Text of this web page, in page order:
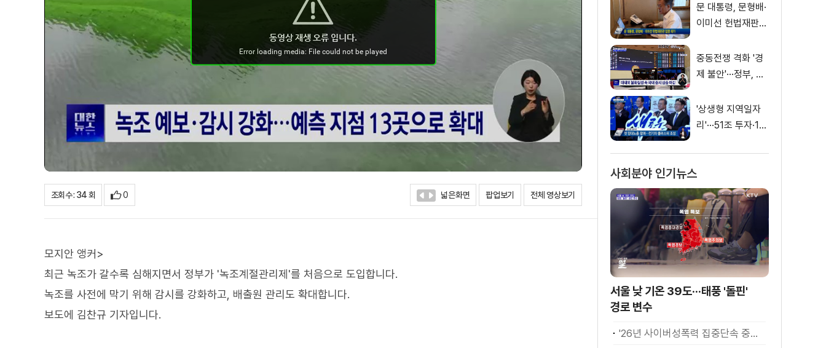
조회수 : 34 회 0 넓은화면 팝업보기 전체 영상보기
모지안 앵커>
최근 녹조가 갈수록 심해지면서 정부가 '녹조계절관리제'를 처음으로 도입합니다.
녹조를 사전에 막기 위해 감시를 강화하고, 배출원 관리도 확대합니다.
보도에 김찬규 기자입니다.
문 대통령, 문형배·
이미선 헌법재판관
중동전쟁 격화 '경
제 불안'···정부, 금
소화
'상생형 지역일자
리'···51조 투자·13
사회분야 인기뉴스
서울 낮 기온 39도···태풍 '돌핀'
경로 변수
'26년 사이버성폭력 집중단속 중간성과 발표···향후 추진계획은?